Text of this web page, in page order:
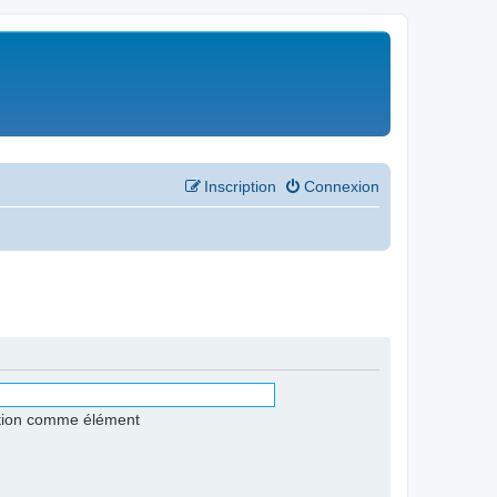
Connexion
Inscription
comme élément